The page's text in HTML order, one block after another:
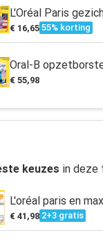
L'Oréal Paris
€ 16,65 55% korting
Oral-B
€ 55,98
keuzes in deze
L'oréal paris en
€ 41,98 2+3 gratis